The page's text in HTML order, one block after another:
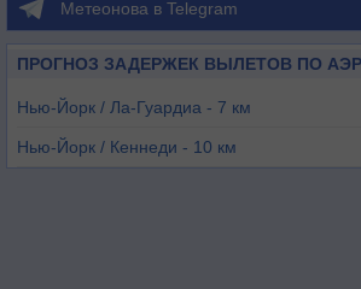
Метеонова в Telegram
ПРОГНОЗ ЗАДЕРЖЕК ВЫЛЕТОВ ПО
Нью-Йорк / Ла-Гуардиа - 7 км
Нью-Йорк / Кеннеди - 10 км